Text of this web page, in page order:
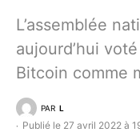
L’assemblée
aujourd’hui
Bitcoin comme
PAR L
Publié le 27 avril 2022 à